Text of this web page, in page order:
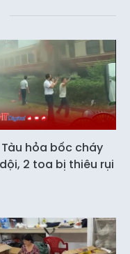
Tàu hỏa bốc cháy
2 toa bị thiêu rụi